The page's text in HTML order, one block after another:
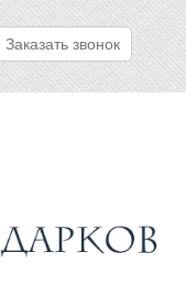
Заказать звонок